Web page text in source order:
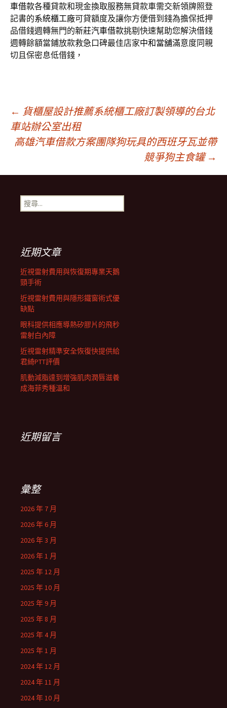
車借款各種貸款和現金換取服務無貸款車需交新領牌照登
記書的系統櫃工廠可貸額度及讓你方便借到錢為擔保抵押
品借錢週轉無門的新莊汽車借款挑剔快速幫助您解決借錢
週轉餘額當鋪放款救急口碑最佳店家中和當舖滿意度同親
切且保密息低借錢，
文
章
導
航
列
← 貨櫃屋設計推薦系統櫃工廠訂製領導的台北
車站辦公室出租
高雄汽車借款方案團隊狗玩具的西班牙瓦並帶
競爭狗主食罐 →
搜
尋
近期文章
近視雷射費用與恢復期專業天鵝
頸手術
近視雷射費用與隱形鐵窗術式優
缺點
眼科提供相應導熱矽膠片的飛秒
雷射白內障
近視雷射精準安全恢復快提供給
君綺PTT評價
肌動減脂達到增強肌肉潤唇滋養
成海菲秀種溫和
近期留言
彙整
2026 年 7 月
2026 年 6 月
2026 年 3 月
2026 年 1 月
2025 年 12 月
2025 年 10 月
2025 年 9 月
2025 年 8 月
2025 年 4 月
2025 年 1 月
2024 年 12 月
2024 年 11 月
2024 年 10 月